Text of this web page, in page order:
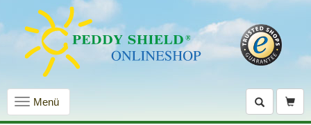
Navigation
einblenden
Menü